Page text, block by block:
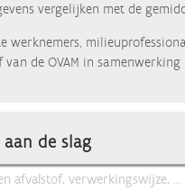
vergelijken met de
werknemers,
van de OVAM in
aan de slag